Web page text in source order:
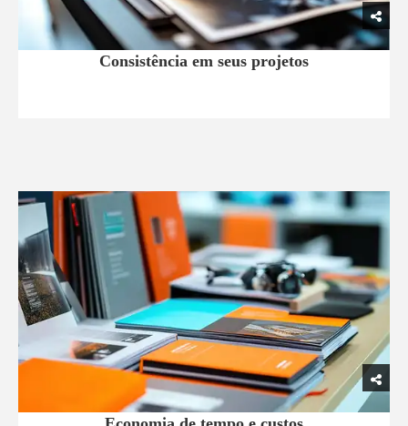
Consistência em seus projetos